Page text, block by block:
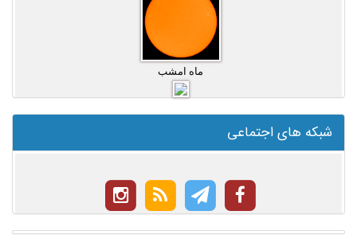
ماه امشب
شبکه های اجتماعی